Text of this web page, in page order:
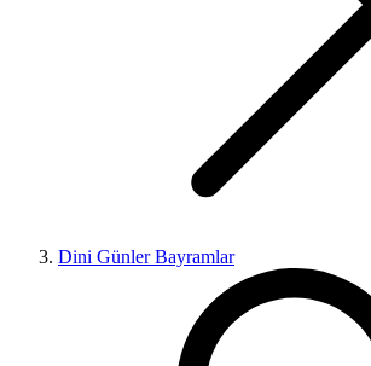
Dini Günler Bayramlar